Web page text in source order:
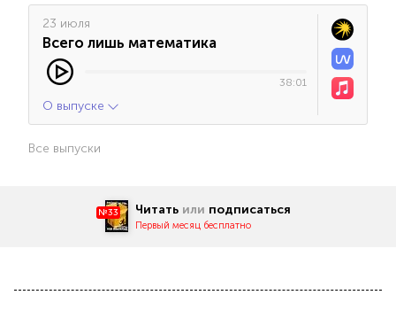
23 июля
Всего лишь математика
38:01
О выпуске
Все выпуски
№33 Читать или подписаться
Первый месяц бесплатно